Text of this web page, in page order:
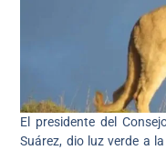
El presidente del
Suárez, dio luz verde a